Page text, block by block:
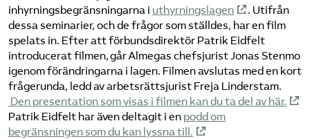
inhyrningsbegränsningarna i uthyrningslagen
. Utifrån
dessa seminarier, och de frågor som ställdes, har en film
spelats in. Efter att förbundsdirektör Patrik Eidfelt
introducerat filmen, går Almegas chefsjurist Jonas Stenmo
igenom förändringarna i lagen. Filmen avslutas med en kort
frågerunda, ledd av arbetsrättsjurist Freja Linderstam.
Den presentation som visas i filmen kan du ta del av här.
Patrik Eidfelt har även deltagit i en podd om
begränsningen som du kan lyssna till.